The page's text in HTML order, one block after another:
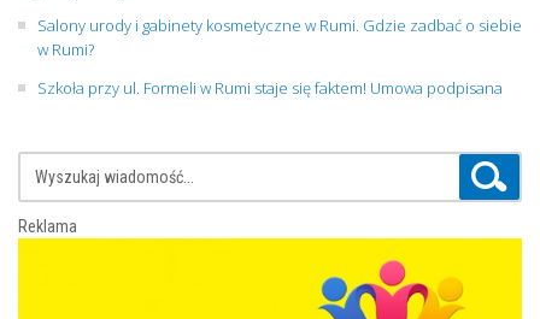
Salony urody i gabinety kosmetyczne w Rumi. Gdzie zadbać o siebie
w Rumi?
Szkoła przy ul. Formeli w Rumi staje się faktem! Umowa podpisana
Reklama